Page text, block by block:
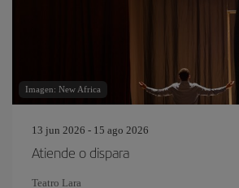
Imagen: New Africa
13 jun 2026 - 15 ago 2026
Atiende o dispara
Teatro Lara